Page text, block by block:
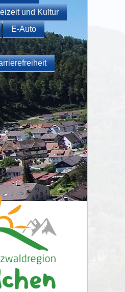
und Kultur
E-Auto